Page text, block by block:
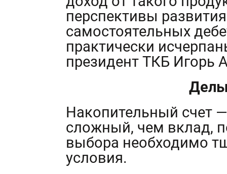
перспективы
самостоятельных
практически
президент ТКБ Игорь
Накопительный счет
сложный, чем вклад,
выбора необходимо
условия.